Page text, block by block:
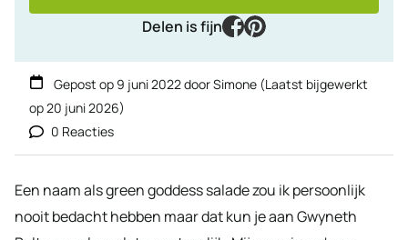
Delen is fijn
facebook
pinterest
Gepost op 9 juni 2022doorSimone (Laatst bijgewerkt
op20 juni 2026)
0 Reacties
Een naam als green goddess salade zou ik persoonlijk
nooit bedacht hebben maar dat kun je aan Gwyneth